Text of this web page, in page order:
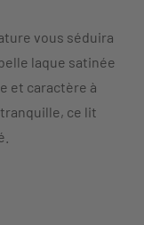
vous séduira
laque satinée
et caractère à
ce lit